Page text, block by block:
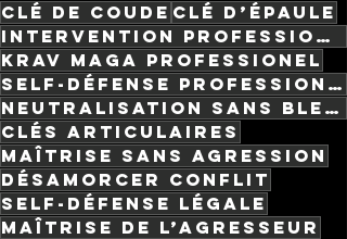
clé de coude clé d’épaule
intervention professionnelle
krav maga professionel
self-défense professionnelle
neutralisation sans blessure
clés articulaires
maîtrise sans agression
désamorcer conflit
self-défense légale
maîtrise de l’agresseur